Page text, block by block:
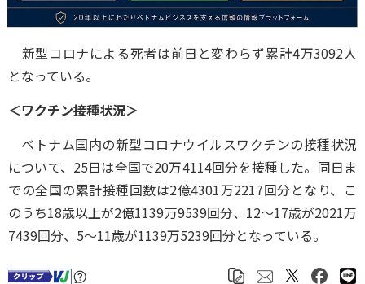
新型コロナによる死者は前日と変わらず累計4万3092人
となっている。
＜ワクチン接種状況＞
ベトナム国内の新型コロナウイルスワクチンの接種状況
について、25日は全国で20万4114回分を接種した。同日ま
での全国の累計接種回数は2億4301万2217回分となり、こ
のうち18歳以上が2億1139万9539回分、12～17歳が2021万
7439回分、5～11歳が1139万5239回分となっている。